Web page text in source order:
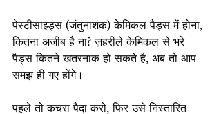
पेस्टीसाइड्स (जंतुनाशक) केमिकल पैड्स में होना,
कितना अजीब है ना? ज़हरीले केमिकल से भरे
पैड्स कितने खतरनाक हो सकते है, अब तो आप
समझ ही गए होंगे।
पहले तो कचरा पैदा करो, फिर उसे निस्तारित